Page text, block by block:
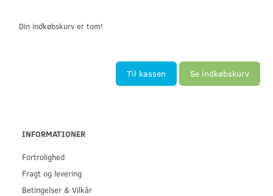
Din indkøbskurv er tom!
Til kassen Se indkøbskurv
INFORMATIONER
Fortrolighed
Fragt og levering
Betingelser & Vilkår